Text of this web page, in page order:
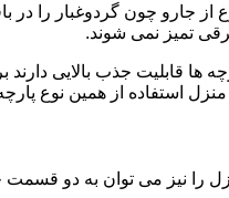
از جارو چون گردوغبار را
تمیز نمی شوند.
ها قابلیت جذب بالایی
استفاده از همین نوع
را نیز می توان به دو